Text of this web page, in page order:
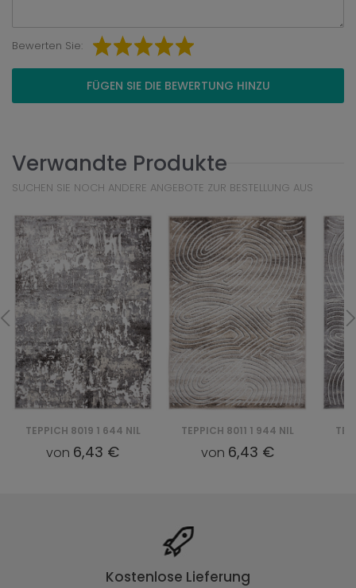
Bewerten Sie:
FÜGEN SIE DIE BEWERTUNG HINZU
Verwandte Produkte
SUCHEN SIE NOCH ANDERE ANGEBOTE ZUR BESTELLUNG AUS
TEPPICH 8019 1 644 NIL
von 6,43 €
TEPPICH 8011 1 944 NIL
von 6,43 €
Kostenlose Lieferung